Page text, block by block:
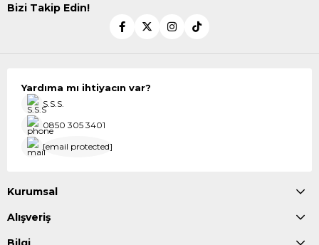
Bizi Takip Edin!
Yardıma mı ihtiyacın var?
S.S.S.
0850 305 3401
[email protected]
Kurumsal
Alışveriş